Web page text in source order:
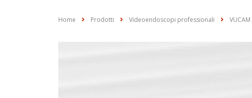
Home Prodotti Videoendoscopi professionali